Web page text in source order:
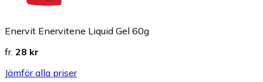
Enervit Enervitene Liquid Gel 60g
fr. 28 kr
Jämför alla priser